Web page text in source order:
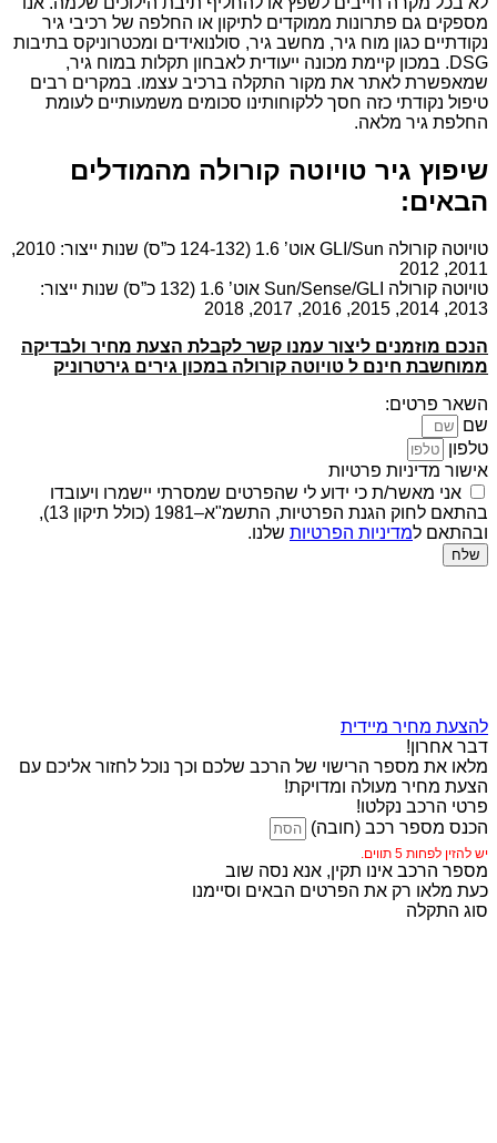
מספקים גם פתרונות ממוקדים לתיקון או החלפה של רכיבי גיר
נקודתיים כגון מוח גיר, מחשב גיר, סולנואידים ומכטרוניקס בתיבות
DSG. במכון קיימת מכונה ייעודית לאבחון תקלות במוח גיר,
שמאפשרת לאתר את מקור התקלה ברכיב עצמו. במקרים רבים
טיפול נקודתי כזה חסך ללקוחותינו סכומים משמעותיים לעומת
החלפת גיר מלאה.
שיפוץ גיר טויוטה קורולה מהמודלים
הבאים:
טויוטה קורולה GLI/Sun אוט’ 1.6 (124-132 כ”ס) שנות ייצור: 2010,
2011, 2012
טויוטה קורולה Sun/Sense/GLI אוט’ 1.6 (132 כ”ס) שנות ייצור:
2013, 2014, 2015, 2016, 2017, 2018
הנכם מוזמנים ליצור עמנו קשר לקבלת הצעת מחיר ולבדיקה
ממוחשבת חינם ל טויוטה קורולה במכון גירים גירטרוניק
השאר פרטים:
שם
טלפון
אישור מדיניות פרטיות
אני מאשר/ת כי ידוע לי שהפרטים שמסרתי יישמרו ויעובדו
בהתאם לחוק הגנת הפרטיות, התשמ"א–1981 (כולל תיקון 13),
ובהתאם למדיניות הפרטיות שלנו.
שלח
להצעת מחיר מיידית
דבר אחרון!
מלאו את מספר הרישוי של הרכב שלכם וכך נוכל לחזור אליכם עם
הצעת מחיר מעולה ומדויקת!
פרטי הרכב נקלטו!
הכנס מספר רכב (חובה)
יש להזין לפחות 5 תווים.
מספר הרכב אינו תקין, אנא נסה שוב
כעת מלאו רק את הפרטים הבאים וסיימנו
סוג התקלה